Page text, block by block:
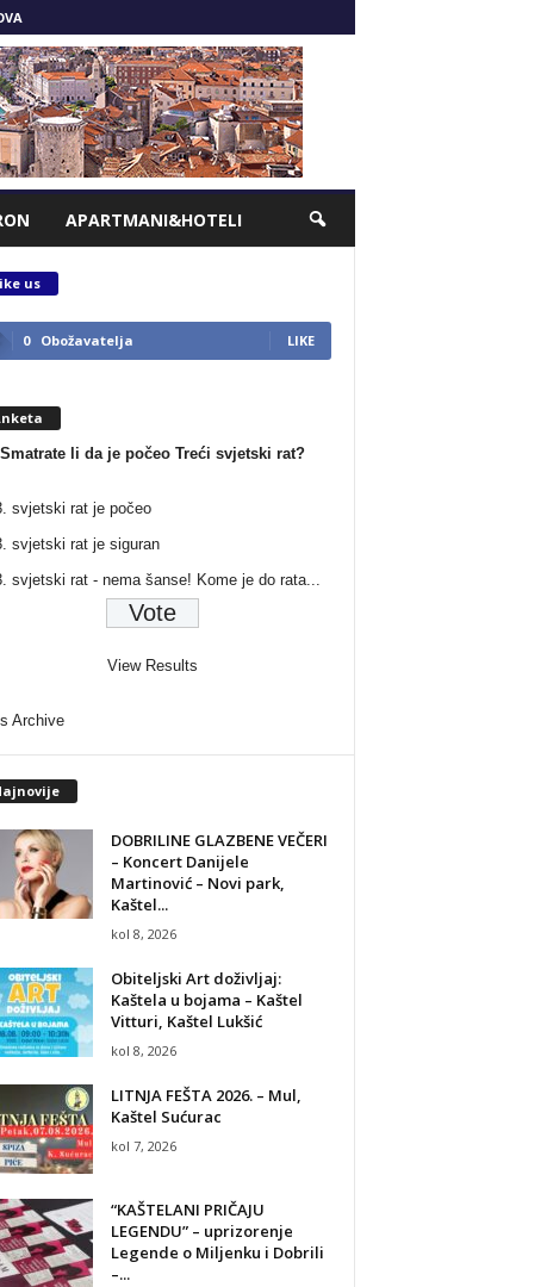
APARTMANI&HOTELI
us
0 Obožavatelja LIKE
Smatrate li da je počeo Treći svjetski rat?
svjetski rat je počeo
svjetski rat je siguran
svjetski rat - nema šanse! Kome je do rata...
View Results
Archive
DOBRILINE GLAZBENE VEČERI
– Koncert Danijele
Martinović – Novi park,
Kaštel...
kol 8, 2026
Obiteljski Art doživljaj:
Kaštela u bojama – Kaštel
Vitturi, Kaštel Lukšić
kol 8, 2026
LITNJA FEŠTA 2026. – Mul,
Kaštel Sućurac
kol 7, 2026
“KAŠTELANI PRIČAJU
LEGENDU” – uprizorenje
Legende o Miljenku i Dobrili
–...